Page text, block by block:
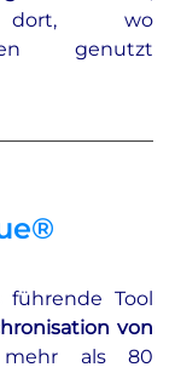
dort, wo
genutzt
Tool
von
als 80